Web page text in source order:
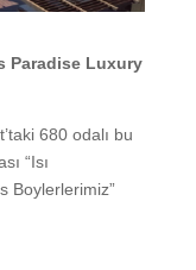
Paradise Luxury
680 odalı bu
“Isı
Boylerlerimiz”